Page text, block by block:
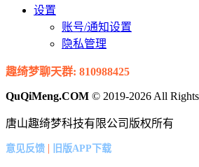
设置
账号/通知设置
隐私管理
趣绮梦聊天群: 810988425
QuQiMeng.COM © 2019-2026 All Rights
唐山趣绮梦科技有限公司版权所有
意见反馈 | 旧版APP下载